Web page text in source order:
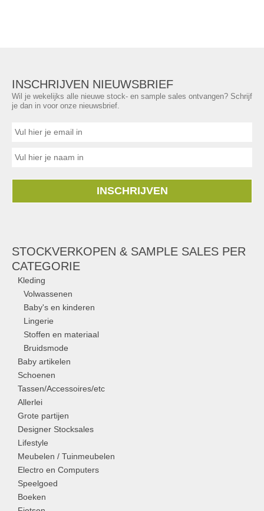
INSCHRIJVEN NIEUWSBRIEF
Wil je wekelijks alle nieuwe stock- en sample sales ontvangen? Schrijf
je dan in voor onze nieuwsbrief.
INSCHRIJVEN
STOCKVERKOPEN & SAMPLE SALES PER
CATEGORIE
Kleding
Volwassenen
Baby's en kinderen
Lingerie
Stoffen en materiaal
Bruidsmode
Baby artikelen
Schoenen
Tassen/Accessoires/etc
Allerlei
Grote partijen
Designer Stocksales
Lifestyle
Meubelen / Tuinmeubelen
Electro en Computers
Speelgoed
Boeken